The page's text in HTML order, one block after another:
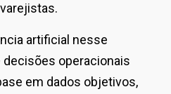
artificial nesse
operacionais
em dados objetivos,